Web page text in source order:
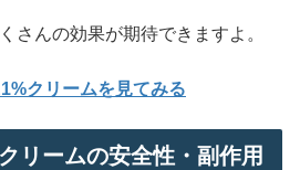
さんの効果が期待できますよ。
クリームを見てみる
リームの安全性・副作用